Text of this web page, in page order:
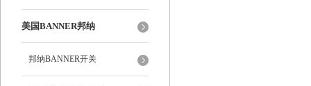
美国BANNER邦纳
邦纳BANNER开关